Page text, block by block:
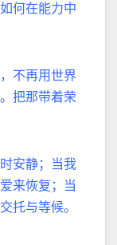
何在能力中
不再用世界
把那带着荣
安静；当我
来恢复；当
托与等候。